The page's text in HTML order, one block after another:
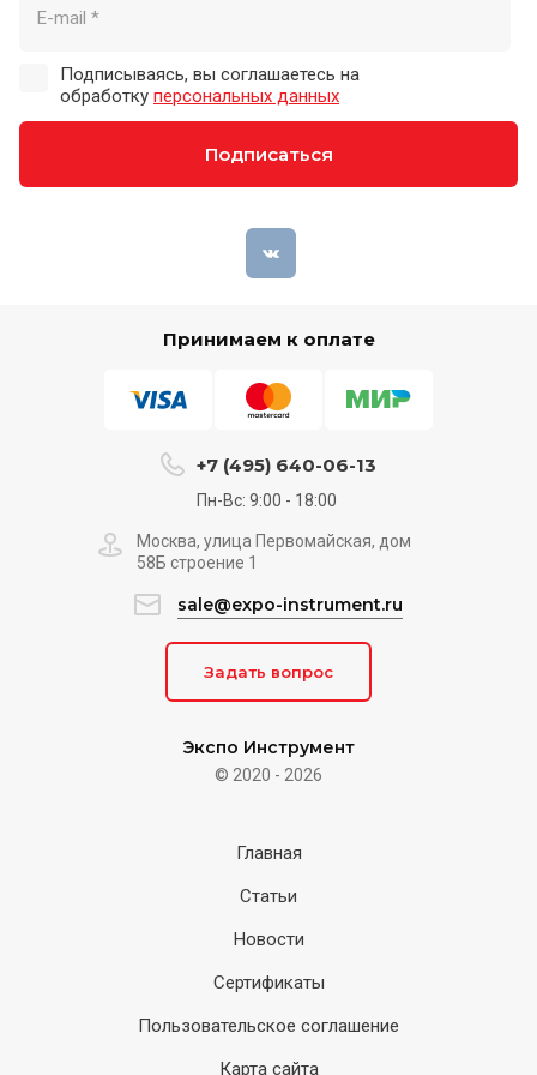
Подписываясь, вы соглашаетесь на
обработку персональных данных
Подписаться
Принимаем к оплате
Экспо Инструмент
© 2020 - 2026
+7 (495) 640-06-13
Пн-Вс: 9:00 - 18:00
Москва, улица Первомайская, дом
58Б строение 1
sale@expo-instrument.ru
Задать вопрос
Главная
Статьи
Новости
Сертификаты
Пользовательское соглашение
Карта сайта